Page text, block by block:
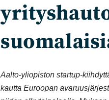
Aalto-yliopiston startup-
kautta Euroopan